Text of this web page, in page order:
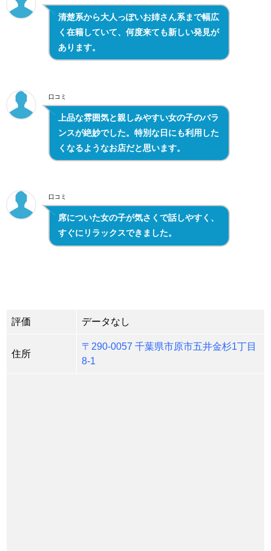
清楚系から大人っぽいお姉さん系まで幅広
く在籍していて、何度来ても新しい発見が
あります。
口コミ
上品な雰囲気と親しみやすい女の子のバラ
ンスが絶妙でした。特別な日にも利用した
くなるようなお店だと思います。
口コミ
席についた女の子が気さくで話しやすく、
すぐにリラックスできました。
評価 データなし
住所
〒290-0057 千葉県市原市五井金杉1丁目
8-1